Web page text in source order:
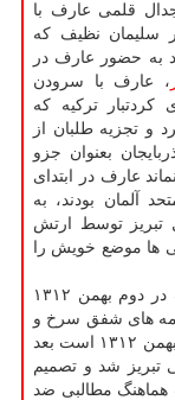
قلمی عارف با
سلیمان نظیف که
به حضور عارف در
، عارف با سرودن
ترکیه که
و تجزیه طلبان از
بعنوان جزو
عارف در ابتدای
آلمان بودند، به
تبریز توسط ارتش
ها موضع خویش را
بر خلاف تصورات رایج در خصوص فوت عارف در دوم بهمن ۱۳۱۲
های شفق سرخ و
اطلاعات تاریخِ صحیحِ فوتِ عارف یک شنبه اول بهمن ۱۳۱۲ است بعد
در اواخر مهر سال ۱۳۰۳ راهی تبریز شد و تصمیم
مطالبی ضد